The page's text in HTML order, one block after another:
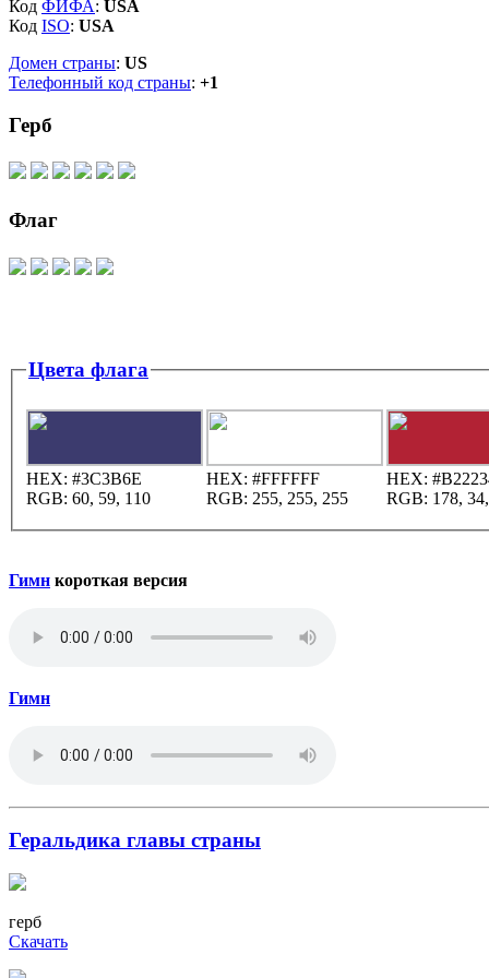
Код ФИФА: USA
Код ISO: USA
Домен страны: US
Телефонный код страны: +1
Герб
Флаг
Цвета флага
HEX: #3C3B6E
RGB: 60, 59, 110
HEX: #FFFFFF
RGB: 255, 255, 255
HEX:
RGB: 178,
Гимн короткая версия
Гимн
Геральдика главы страны
герб
Скачать